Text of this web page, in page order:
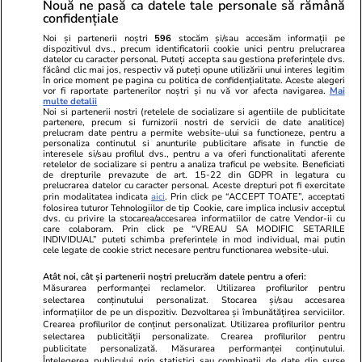
Politica de
confidențialitate
Ringier România
Libertatea pentru
Unica.ro
Program TV
Avantaje
ELLE
Gazeta Sporturilor
Stiri mondene
Calculator sarcina
Ajută Copiii
Locuri de muncă
Imobiliare.ro
Jobradar24
Imoradar24
Colecții Libertatea
Pariază responsabil! Decizia ONJN nr. 821/25.09.2025.
Jocurile de noroc sunt interzise minorilor.
Actualizare preferințe cookies
Nouă ne pasă ca datele tale personale să rămână
confidențiale
Noi și partenerii noștri 596 stocăm și/sau accesăm informații pe
dispozitivul dvs., precum identificatorii cookie unici pentru prelucrarea
datelor cu caracter personal. Puteți accepta sau gestiona preferințele dvs.
făcând clic mai jos, respectiv vă puteți opune utilizării unui interes legitim
în orice moment pe pagina cu politica de confidențialitate. Aceste alegeri
vor fi raportate partenerilor noștri și nu vă vor afecta navigarea. Mai
multe detalii
Noi si partenerii nostri (retelele de socializare si agentiile de publicitate
partenere, precum si furnizorii nostri de servicii de date analitice)
prelucram date pentru a permite website-ului sa functioneze, pentru a
personaliza continutul si anunturile publicitare afisate in functie de
interesele si/sau profilul dvs., pentru a va oferi functionalitati aferente
retelelor de socializare si pentru a analiza traficul pe website. Beneficiati
de drepturile prevazute de art. 15-22 din GDPR in legatura cu
prelucrarea datelor cu caracter personal. Aceste drepturi pot fi exercitate
prin modalitatea indicataaici. Prin click pe “ACCEPT TOATE”, acceptati
folosirea tuturor Tehnologiilor de tip Cookie, care implica inclusiv acceptul
dvs. cu privire la stocarea/accesarea informatiilor de catre Vendor-ii cu
care colaboram. Prin click pe “VREAU SA MODIFIC SETARILE
INDIVIDUAL” puteti schimba preferintele in mod individual, mai putin
cele legate de cookie strict necesare pentru functionarea website-ului.
Atât noi, cât și partenerii noștri prelucrăm datele pentru a oferi:
Măsurarea performanței reclamelor. Utilizarea profilurilor pentru
selectarea conținutului personalizat. Stocarea și/sau accesarea
informațiilor de pe un dispozitiv. Dezvoltarea și îmbunătățirea serviciilor.
Crearea profilurilor de conținut personalizat. Utilizarea profilurilor pentru
selectarea publicității personalizate. Crearea profilurilor pentru
publicitate personalizată. Măsurarea performanței conținutului.